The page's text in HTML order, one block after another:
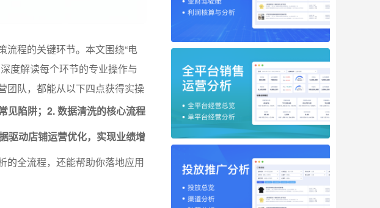
流程的关键环节。本文围绕“电
度解读每个环节的专业操作与
团队，都能从以下四点获得实操
见陷阱；2. 数据清洗的核心流程
驱动店铺运营优化，实现业绩增
的全流程，还能帮助你落地应用